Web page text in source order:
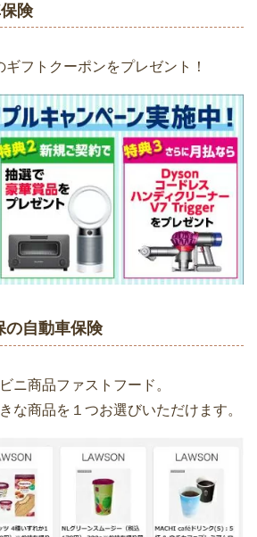
険
フトクーポンをプレゼント！
の自動車保険
ニ商品ファストフード。
な商品を１つお選びいただけます。